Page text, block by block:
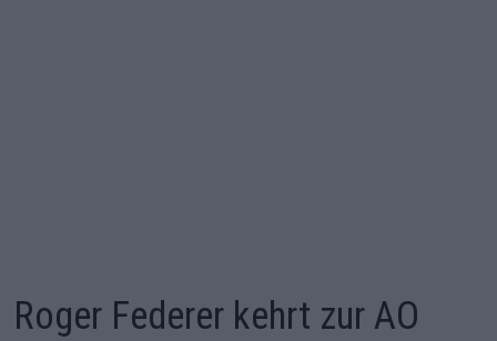
Roger Federer kehrt zur AO